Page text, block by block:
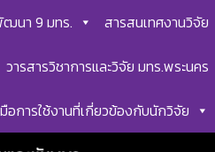
ฒนา 9 มทร. สารสนเทศงานวิจัย
วารสารวิชาการและวิจัย มทร.พระนคร
อการใช้งานที่เกี่ยวข้องกับนักวิจัย